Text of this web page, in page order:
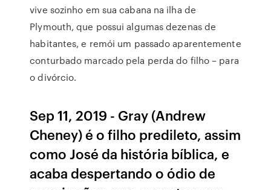
vive sozinho em sua cabana na ilha de
Plymouth, que possui algumas dezenas de
habitantes, e remói um passado aparentemente
conturbado marcado pela perda do filho – para
o divórcio.
Sep 11, 2019 - Gray (Andrew
Cheney) é o filho predileto, assim
como José da história bíblica, e
acaba despertando o ódio de